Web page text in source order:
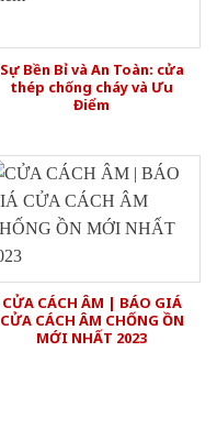
Sự Bền Bỉ và An Toàn: cửa
thép chống cháy và Ưu
Điểm
CỬA CÁCH ÂM | BÁO GIÁ
CỬA CÁCH ÂM CHỐNG ỒN
MỚI NHẤT 2023